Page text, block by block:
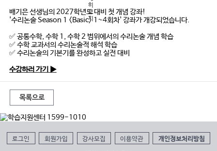
배기은 선생님의 2027학년도 대비 첫 개념 강좌!
'수리논술 Season 1 <Basic> 1~4회차' 강좌가 개강되었습니다.
✅ 공통수학, 수학 1, 수학 2 범위에서의 수리논술 개념 학습
✅ 수학 교과서의 수리논술적 해석 학습
✅ 수리논술의 기본기를 완성하고 실전 대비
수강하러 가기 ▶
목록으로
로그인 회원가입 강사모집 이용약관 개인정보처리방침